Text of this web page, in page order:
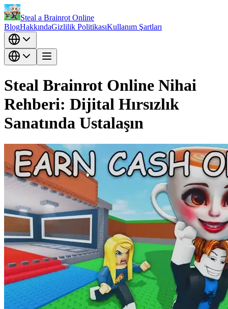
Steal a Brainrot Online
BlogHakkındaGizlilik PolitikasıKullanım Şartları
Steal Brainrot Online Nihai
Rehberi: Dijital Hırsızlık
Sanatında Ustalaşın